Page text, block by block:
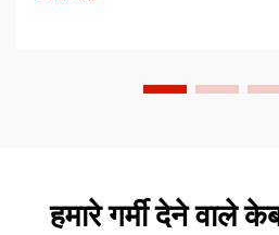
हमारे गर्मी देने वाले